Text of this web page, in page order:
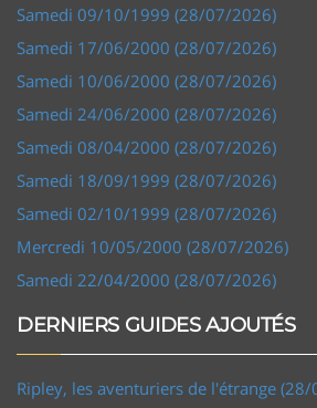
Samedi 09/10/1999 (28/07/2026)
Samedi 17/06/2000 (28/07/2026)
Samedi 10/06/2000 (28/07/2026)
Samedi 24/06/2000 (28/07/2026)
Samedi 08/04/2000 (28/07/2026)
Samedi 18/09/1999 (28/07/2026)
Samedi 02/10/1999 (28/07/2026)
Mercredi 10/05/2000 (28/07/2026)
Samedi 22/04/2000 (28/07/2026)
DERNIERS GUIDES AJOUTÉS
Ripley, les aventuriers de l'étrange